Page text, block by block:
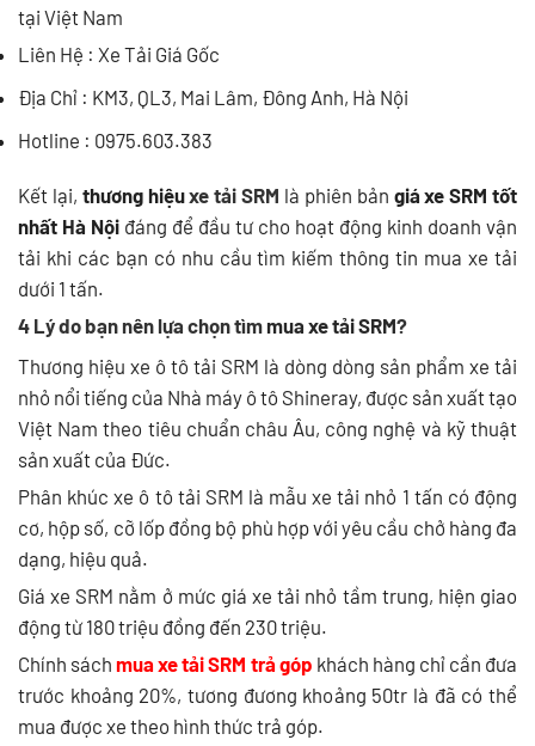
tại Việt Nam
Liên Hệ : Xe Tải Giá Gốc
Địa Chỉ : KM3, QL3, Mai Lâm, Đông Anh, Hà Nội
Hotline : 0975.603.383
Kết lại, thương hiệuxe tải SRM là phiên bản giá xe SRM tốt
nhất Hà Nội đáng để đầu tư cho hoạt động kinh doanh vận
tải khi các bạn có nhu cầu tìm kiếm thông tin mua xe tải
dưới 1 tấn.
4 Lý do bạn nên lựa chọn tìmmua xe tải SRM?
Thương hiệu xe ô tô tải SRM là dòng dòng sản phẩm xe tải
nhỏ nổi tiếng của Nhà máy ô tô Shineray, được sản xuất tạo
Việt Nam theo tiêu chuẩn châu Âu, công nghệ và kỹ thuật
sản xuất của Đức.
Phân khúc xe ô tô tải SRM là mẫu xe tải nhỏ 1 tấn có động
cơ, hộp số, cỡ lốp đồng bộ phù hợp với yêu cầu chở hàng đa
dạng, hiệu quả.
Giá xe SRM nằm ở mức giá xe tải nhỏ tầm trung, hiện giao
động từ 180 triệu đồng đến 230 triệu.
Chính sáchmua xe tải SRM trả góp khách hàng chỉ cần đưa
trước khoảng 20%, tương đương khoảng 50tr là đã có thể
mua được xe theo hình thức trả góp.